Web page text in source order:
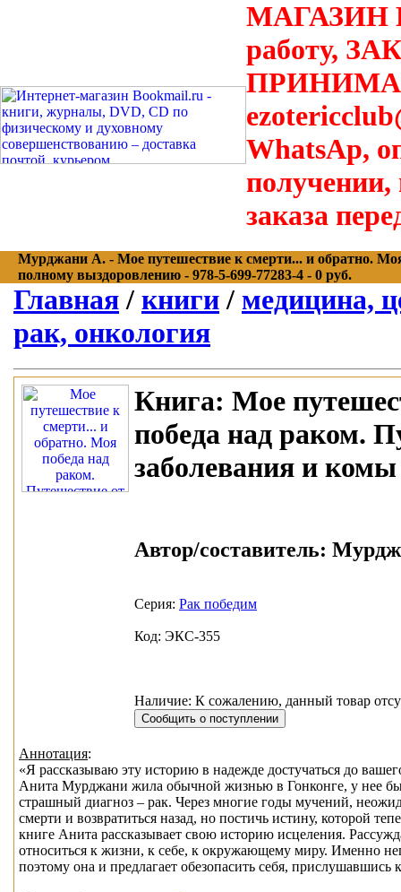
МАГАЗИН
работу,
WhatsAp,
получении,
заказа
Мурджани А. - Мое путешествие к смерти... и обратно.
полному выздоровлению - 978-5-699-77283-4 - 0 руб.
Главная / книги / медицина,
рак, онкология
Книга: Мое
победа над раком.
заболевания и
Автор/составитель:
Серия: Рак победим
Код: ЭКС-355
Наличие: К сожалению, данный товар
Аннотация:
«Я рассказываю эту историю в надежде достучаться до
Анита Мурджани жила обычной жизнью в Гонконге, у нее
страшный диагноз – рак. Через многие годы мучений,
смерти и возвратиться назад, но постичь истину, которой
книге Анита рассказывает свою историю исцеления.
относиться к жизни, к себе, к окружающему миру. Именно
поэтому она и предлагает обезопасить себя, прислушавшись к